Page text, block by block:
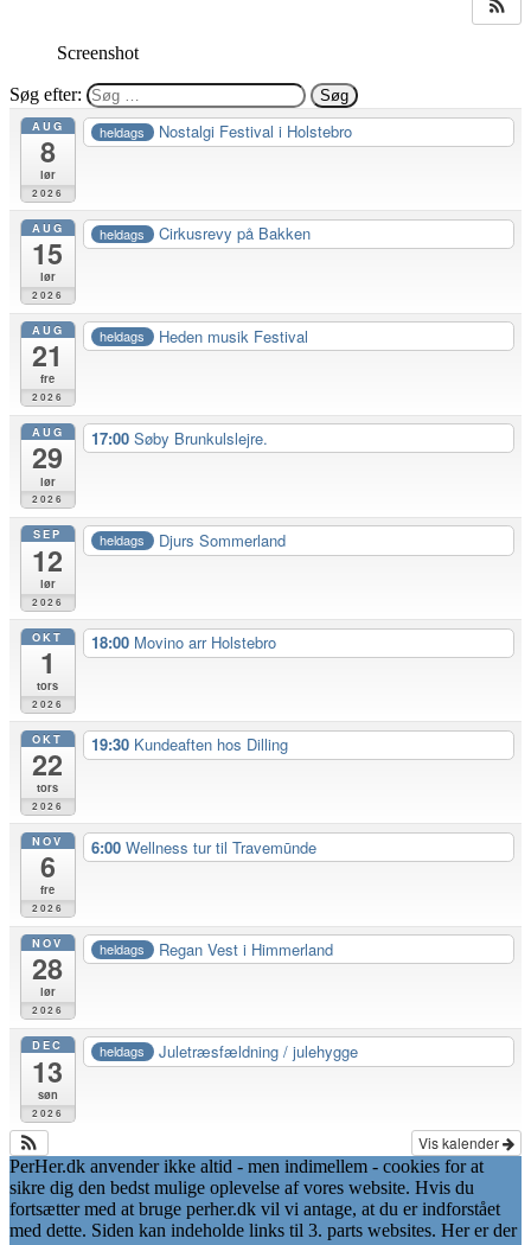
Screenshot
Søg efter:
AUG
8
lør
2026
heldags Nostalgi Festival i Holstebro
AUG
15
lør
2026
heldags Cirkusrevy på Bakken
AUG
21
fre
2026
heldags Heden musik Festival
AUG
29
lør
2026
17:00 Søby Brunkulslejre.
SEP
12
lør
2026
heldags Djurs Sommerland
OKT
1
tors
2026
18:00 Movino arr Holstebro
OKT
22
tors
2026
19:30 Kundeaften hos Dilling
NOV
6
fre
2026
6:00 Wellness tur til Travemūnde
NOV
28
lør
2026
heldags Regan Vest i Himmerland
DEC
13
søn
2026
heldags Juletræsfældning / julehygge
Vis kalender
PerHer.dk anvender ikke altid - men indimellem - cookies for at
sikre dig den bedst mulige oplevelse af vores website. Hvis du
fortsætter med at bruge perher.dk vil vi antage, at du er indforstået
med dette. Siden kan indeholde links til 3. parts websites. Her er der